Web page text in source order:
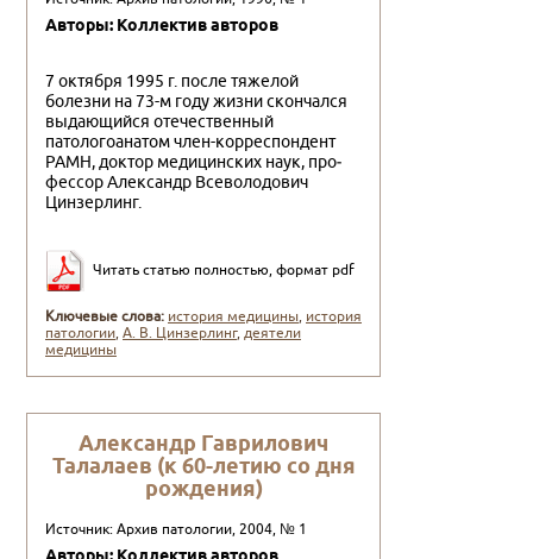
Авторы: Коллектив авторов
7 октября 1995 г. после тяжелой
болезни на 73-м году жиз­ни скончался
выдающийся отечественный
патологоанатом член-корреспондент
РАМН, доктор медицинских наук, про­
фессор Александр Всеволодович
Цинзерлинг.
Читать статью полностью, формат pdf
Ключевые слова: история медицины, история
патологии,А. В. Цинзерлинг,деятели
медицины
Александр Гаврилович
Талалаев (к 60-летию со дня
рождения)
Источник: Архив патологии, 2004, № 1